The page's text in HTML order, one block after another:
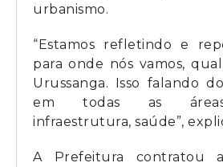
urbanismo.
“Estamos refletindo e
para onde nós vamos,
Urussanga. Isso falando
em todas as
infraestrutura, saúde”,
A Prefeitura contratou